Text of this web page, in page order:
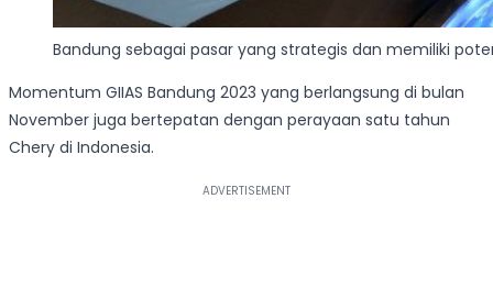
Bandung sebagai pasar yang strategis dan memiliki
Momentum GIIAS Bandung 2023 yang berlangsung di bulan
November juga bertepatan dengan perayaan satu tahun
Chery di Indonesia.